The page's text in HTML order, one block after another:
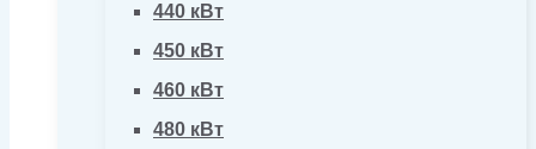
440 кВт
450 кВт
460 кВт
480 кВт